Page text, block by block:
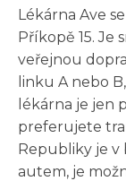
Lékárna Ave
Příkopě 15. Je
veřejnou
linku A nebo
lékárna je jen
preferujete
Republiky je v
autem, je